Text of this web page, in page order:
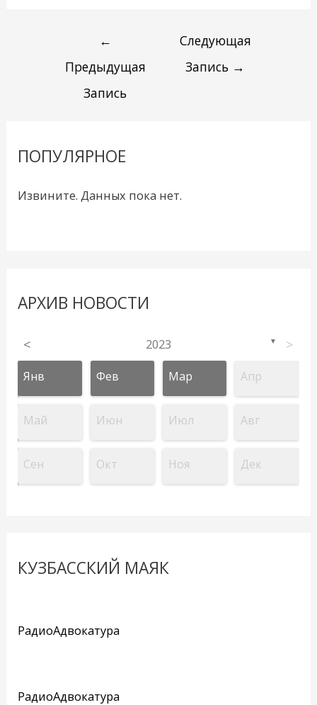
←
Предыдущая
Запись
Следующая
Запись →
ПОПУЛЯРНОЕ
Извините. Данных пока нет.
АРХИВ НОВОСТИ
< 2023 ▼ >
Янв Фев Мар Апр
Май Июн Июл Авг
Сен Окт Ноя Дек
КУЗБАССКИЙ МАЯК
РадиоАдвокатура
РадиоАдвокатура